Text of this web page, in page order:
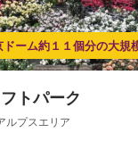
ドーム約１１個分の大規
トパーク
ルプスエリア